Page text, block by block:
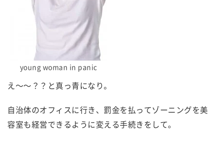
young woman in panic
え～～？？と真っ青になり。
自治体のオフィスに行き、罰金を払ってゾーニングを美
容室も経営できるように変える手続きをして。